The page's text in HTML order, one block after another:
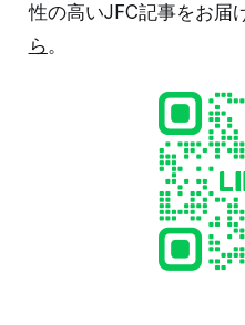
性の高いJFC記事をお届
ら。